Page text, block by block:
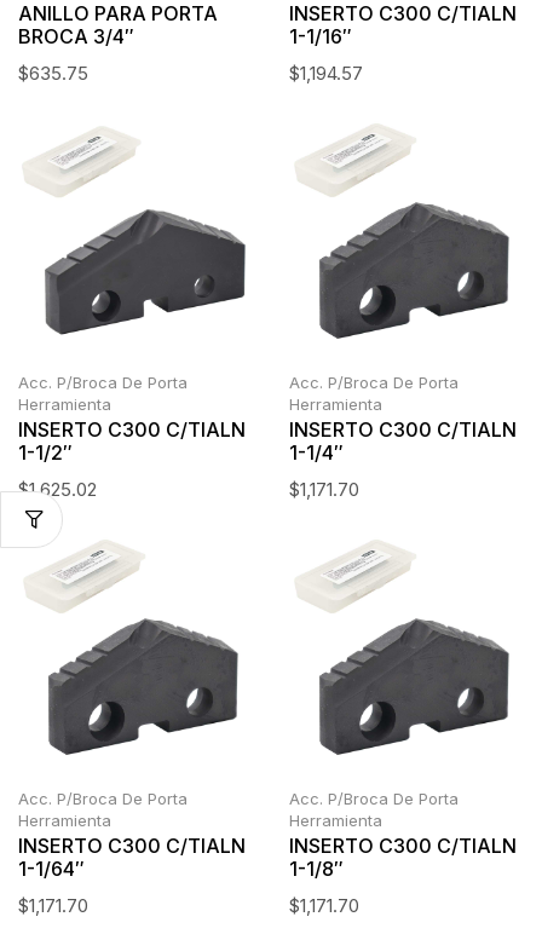
ANILLO PARA PORTA
BROCA 3/4″
$635.75
INSERTO C300 C/TIALN
1-1/16″
$1,194.57
Acc. P/Broca De Porta
Herramienta
INSERTO C300 C/TIALN
1-1/2″
$1,625.02
Acc. P/Broca De Porta
Herramienta
INSERTO C300 C/TIALN
1-1/4″
$1,171.70
Acc. P/Broca De Porta
Herramienta
INSERTO C300 C/TIALN
1-1/64″
$1,171.70
Acc. P/Broca De Porta
Herramienta
INSERTO C300 C/TIALN
1-1/8″
$1,171.70